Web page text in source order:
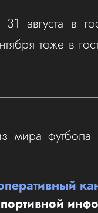
августа в
тоже в
мира